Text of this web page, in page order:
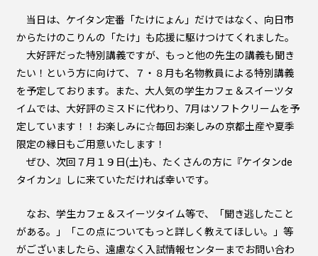
当日は、ケイタン定番「たけにょん」だけではなく、向日市
からたけのこりんの「たけ」も応援に駆けつけてくれました。
大好評だった特別講義ですが、もっと他の先生の講義も聞き
たい！という方に向けて、７・８月も名物教員による特別講義
を予定しております。また、大人気の学生カフェ＆スイーツタ
イムでは、大好評のミスドに代わり、7月はソフトクリームを予
定しています！！お楽しみに☆毎回お楽しみの京都土産や夏季
限定の縁日もご用意いたします！
ぜひ、次回７月１９日(土)も、たくさんの方に『ケイタンde
タイカン』しに来ていただければ幸いです。
なお、学生カフェ＆スイーツタイム等で、「聞き逃したこと
がある。」「この点についてもっと詳しく教えてほしい。」等
がございましたら、遠慮なく入試情報センターまでお問い合わ